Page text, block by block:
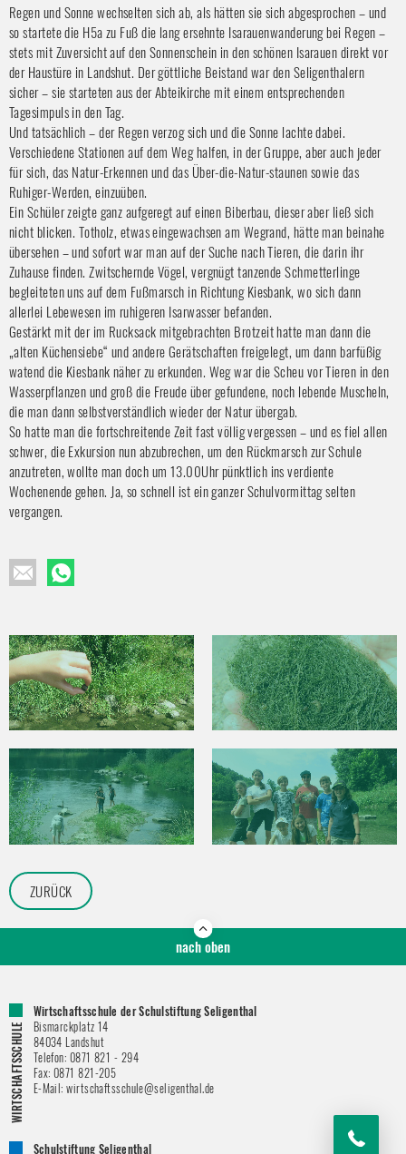
Regen und Sonne wechselten sich ab, als hätten sie sich abgesprochen – und
so startete die H5a zu Fuß die lang ersehnte Isarauenwanderung bei Regen –
stets mit Zuversicht auf den Sonnenschein in den schönen Isarauen direkt vor
der Haustüre in Landshut. Der göttliche Beistand war den Seligenthalern
sicher – sie starteten aus der Abteikirche mit einem entsprechenden
Tagesimpuls in den Tag.
Und tatsächlich – der Regen verzog sich und die Sonne lachte dabei.
Verschiedene Stationen auf dem Weg halfen, in der Gruppe, aber auch jeder
für sich, das Natur-Erkennen und das Über-die-Natur-staunen sowie das
Ruhiger-Werden, einzuüben.
Ein Schüler zeigte ganz aufgeregt auf einen Biberbau, dieser aber ließ sich
nicht blicken. Totholz, etwas eingewachsen am Wegrand, hätte man beinahe
übersehen – und sofort war man auf der Suche nach Tieren, die darin ihr
Zuhause finden. Zwitschernde Vögel, vergnügt tanzende Schmetterlinge
begleiteten uns auf dem Fußmarsch in Richtung Kiesbank, wo sich dann
allerlei Lebewesen im ruhigeren Isarwasser befanden.
Gestärkt mit der im Rucksack mitgebrachten Brotzeit hatte man dann die
„alten Küchensiebe“ und andere Gerätschaften freigelegt, um dann barfüßig
watend die Kiesbank näher zu erkunden. Weg war die Scheu vor Tieren in den
Wasserpflanzen und groß die Freude über gefundene, noch lebende Muscheln,
die man dann selbstverständlich wieder der Natur übergab.
So hatte man die fortschreitende Zeit fast völlig vergessen – und es fiel allen
schwer, die Exkursion nun abzubrechen, um den Rückmarsch zur Schule
anzutreten, wollte man doch um 13.00Uhr pünktlich ins verdiente
Wochenende gehen. Ja, so schnell ist ein ganzer Schulvormittag selten
vergangen.
ZURÜCK
nach oben
Wirtschaftsschule der Schulstiftung Seligenthal
Bismarckplatz 14
84034 Landshut
Telefon: 0871 821 - 294
Fax: 0871 821-205
E-Mail: wirtschaftsschule@seligenthal.de
Schulstiftung Seligenthal